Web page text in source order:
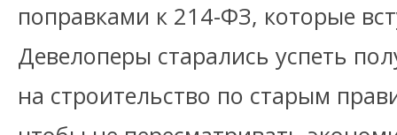
поправками к 214-ФЗ, которые
Девелоперы старались успеть
на строительство по старым